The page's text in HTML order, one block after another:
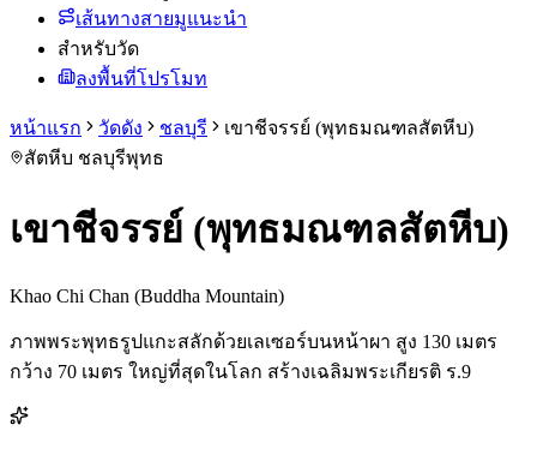
เส้นทางสายมูแนะนำ
สำหรับวัด
ลงพื้นที่โปรโมท
หน้าแรก วัดดัง ชลบุรี
เขาชีจรรย์ (พุทธมณฑลสัตหีบ)
สัตหีบ ชลบุรีพุทธ
เขาชีจรรย์ (พุทธมณฑลสัตหีบ)
Khao Chi Chan (Buddha Mountain)
ภาพพระพุทธรูปแกะสลักด้วยเลเซอร์บนหน้าผา สูง 130 เมตร
กว้าง 70 เมตร ใหญ่ที่สุดในโลก สร้างเฉลิมพระเกียรติ ร.9